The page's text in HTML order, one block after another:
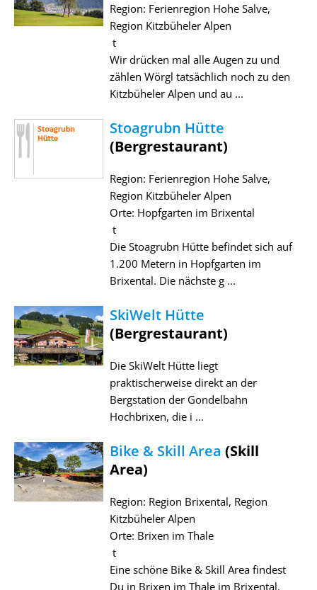
Region: Ferienregion Hohe Salve,
Region Kitzbüheler Alpen
t
Wir drücken mal alle Augen zu und
zählen Wörgl tatsächlich noch zu den
Kitzbüheler Alpen und au ...
Stoagrubn Hütte
(Bergrestaurant)
Region: Ferienregion Hohe Salve,
Region Kitzbüheler Alpen
Orte: Hopfgarten im Brixental
t
Die Stoagrubn Hütte befindet sich auf
1.200 Metern in Hopfgarten im
Brixental. Die nächste g ...
SkiWelt Hütte
(Bergrestaurant)
Die SkiWelt Hütte liegt
praktischerweise direkt an der
Bergstation der Gondelbahn
Hochbrixen, die i ...
Bike & Skill Area (Skill
Area)
Region: Region Brixental, Region
Kitzbüheler Alpen
Orte: Brixen im Thale
t
Eine schöne Bike & Skill Area findest
Du in Brixen im Thale im Brixental.